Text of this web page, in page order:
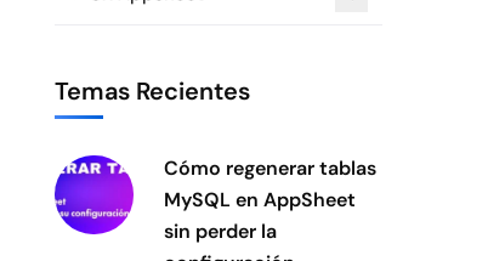
Temas Recientes
Cómo regenerar tablas
MySQL en AppSheet
sin perder la